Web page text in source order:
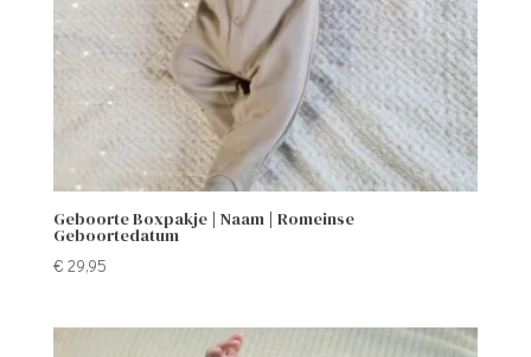
Geboorte Boxpakje | Naam | Romeinse
Geboortedatum
€ 29,95